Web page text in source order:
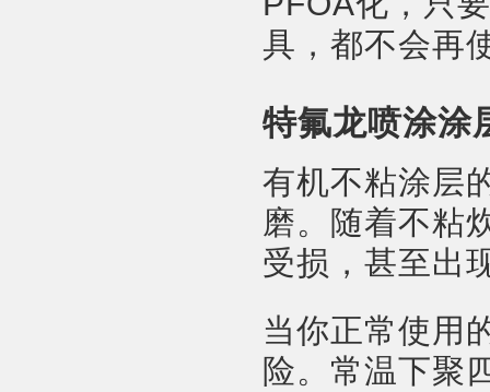
具，都不会再
特氟龙喷涂涂
有机不粘涂层
磨。随着不粘
受损，甚至出
当你正常使用
险。常温下聚